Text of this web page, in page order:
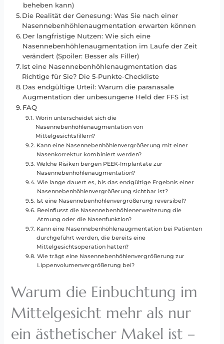
beheben kann)
Die Realität der Genesung: Was Sie nach einer
Nasennebenhöhlenaugmentation erwarten können
Der langfristige Nutzen: Wie sich eine
Nasennebenhöhlenaugmentation im Laufe der Zeit
verändert (Spoiler: Besser als Filler)
Ist eine Nasennebenhöhlenaugmentation das
Richtige für Sie? Die 5-Punkte-Checkliste
Das endgültige Urteil: Warum die paranasale
Augmentation der unbesungene Held der FFS ist
FAQ
Worin unterscheidet sich die
Nasennebenhöhlenaugmentation von
Mittelgesichtsfillern?
Kann eine Nasennebenhöhlenvergrößerung mit einer
Nasenkorrektur kombiniert werden?
Welche Risiken bergen PEEK-Implantate zur
Nasennebenhöhlenaugmentation?
Wie lange dauert es, bis das endgültige Ergebnis einer
Nasennebenhöhlenvergrößerung sichtbar ist?
Ist eine Nasennebenhöhlenvergrößerung reversibel?
Beeinflusst die Nasennebenhöhlenerweiterung die
Atmung oder die Nasenfunktion?
Kann eine Nasennebenhöhlenaugmentation bei Patienten
durchgeführt werden, die bereits eine
Mittelgesichtsoperation hatten?
Wie trägt eine Nasennebenhöhlenvergrößerung zur
Lippenvolumenvergrößerung bei?
Warum die Einbuchtung im
Mittelgesicht mehr als nur
ein ästhetischer Makel ist –